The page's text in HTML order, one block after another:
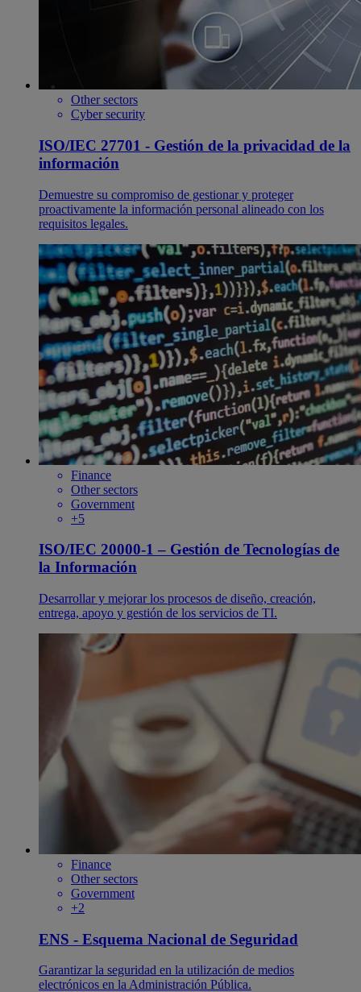
Other sectors
Cyber security
ISO/IEC 27701 - Gestión de la privacidad de la
información
Demuestre su compromiso de gestionar y proteger
proactivamente la información personal alineado con los
requisitos legales.
Finance
Other sectors
Government
+5
ISO/IEC 20000-1 – Gestión de Tecnologías de
la Información
Desarrollar y mejorar los procesos de diseño, creación,
entrega, apoyo y gestión de los servicios de TI.
Finance
Other sectors
Government
+2
ENS - Esquema Nacional de Seguridad
Garantizar la seguridad en la utilización de medios
electrónicos en la Administración Pública.